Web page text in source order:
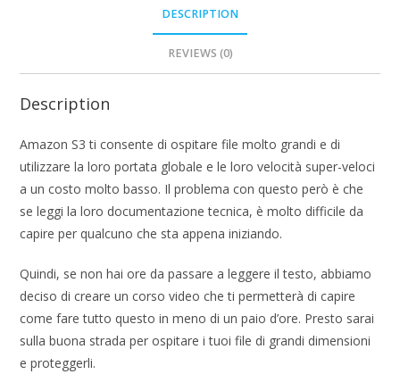
DESCRIPTION
REVIEWS (0)
Description
Amazon S3 ti consente di ospitare file molto grandi e di
utilizzare la loro portata globale e le loro velocità super-veloci
a un costo molto basso. Il problema con questo però è che
se leggi la loro documentazione tecnica, è molto difficile da
capire per qualcuno che sta appena iniziando.
Quindi, se non hai ore da passare a leggere il testo, abbiamo
deciso di creare un corso video che ti permetterà di capire
come fare tutto questo in meno di un paio d’ore. Presto sarai
sulla buona strada per ospitare i tuoi file di grandi dimensioni
e proteggerli.